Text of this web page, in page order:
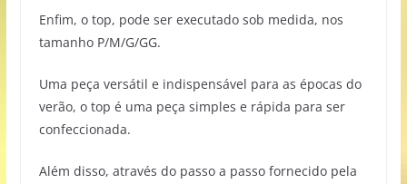
Enfim, o top, pode ser executado sob medida, nos
tamanho P/M/G/GG.
Uma peça versátil e indispensável para as épocas do
verão, o top é uma peça simples e rápida para ser
confeccionada.
Além disso, através do passo a passo fornecido pela